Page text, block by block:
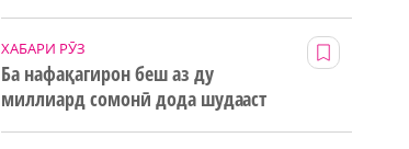
ХАБАРИ РӮЗ
Ба нафақагирон беш аз ду
миллиард сомонӣ дода шудааст